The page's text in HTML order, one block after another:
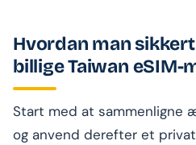
Hvordan man
billige Taiwan eSIM-
Start med at sammenligne
og anvend derefter et